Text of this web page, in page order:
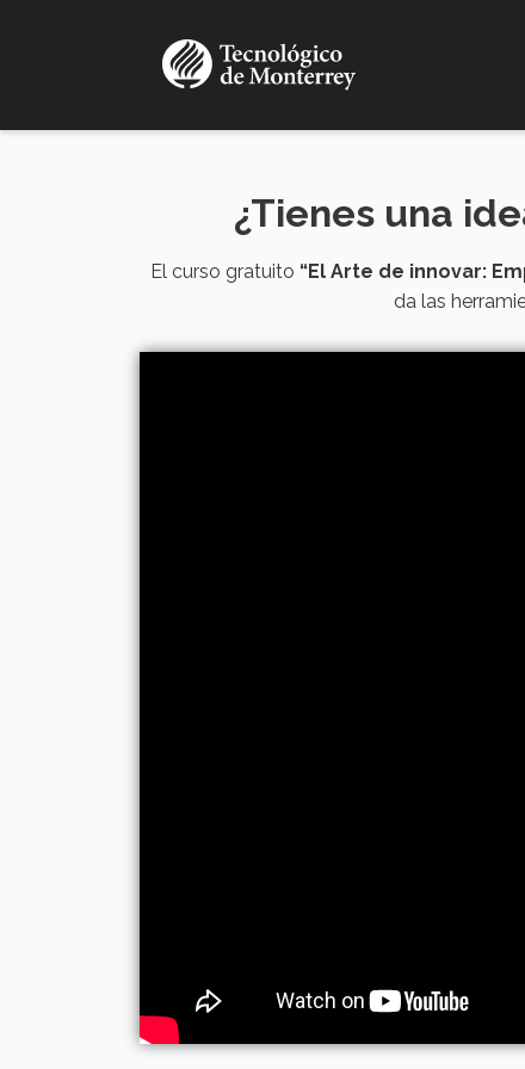
¿Tienes una
El curso gratuito “El Arte de innovar:
da las